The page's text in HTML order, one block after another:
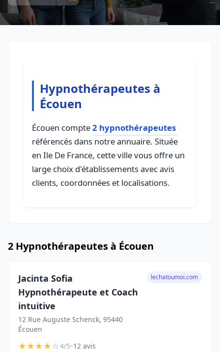
Hypnothérapeutes à
Écouen
Écouen compte2 hypnothérapeutes
référencés dans notre annuaire. Située
en Ile De France, cette ville vous offre un
large choix d'établissements avec avis
clients, coordonnées et localisations.
2 Hypnothérapeutes à Écouen
Jacinta Sofia
Hypnothérapeute et Coach
intuitive
12 Rue Auguste Schenck, 95440
Écouen
lechatoumoi.com
★★★★☆4/5•12 avis